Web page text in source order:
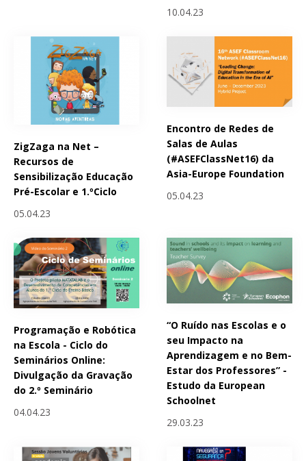
10.04.23
ZigZaga na Net –
Recursos de
Sensibilização Educação
Pré-Escolar e 1.ºCiclo
05.04.23
Encontro de Redes de
Salas de Aulas
(#ASEFClassNet16) da
Asia-Europe Foundation
05.04.23
Programação e Robótica
na Escola - Ciclo do
Seminários Online:
Divulgação da Gravação
do 2.º Seminário
04.04.23
“O Ruído nas Escolas e o
seu Impacto na
Aprendizagem e no Bem-
Estar dos Professores” -
Estudo da European
Schoolnet
29.03.23